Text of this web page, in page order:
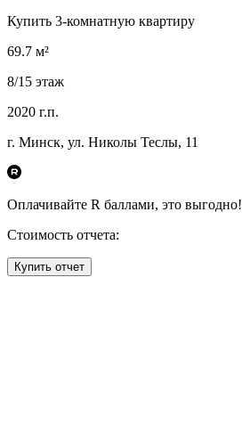
Купить 3-комнатную квартиру
69.7 м²
8/15 этаж
2020 г.п.
г. Минск, ул. Николы Теслы, 11
Оплачивайте R баллами, это выгодно!
Стоимость отчета:
Купить отчет